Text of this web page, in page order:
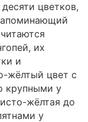
цветков,
их
и
жёлтый цвет с
крупными у
жёлтая до
у